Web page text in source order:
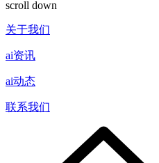
scroll down
关于我们
ai资讯
ai动态
联系我们